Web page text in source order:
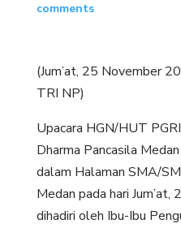
comments
(Jum’at, 25 November
TRI NP)
Upacara HGN/HUT
Dharma Pancasila
dalam Halaman SMA/
Medan pada hari
dihadiri oleh Ibu-Ibu